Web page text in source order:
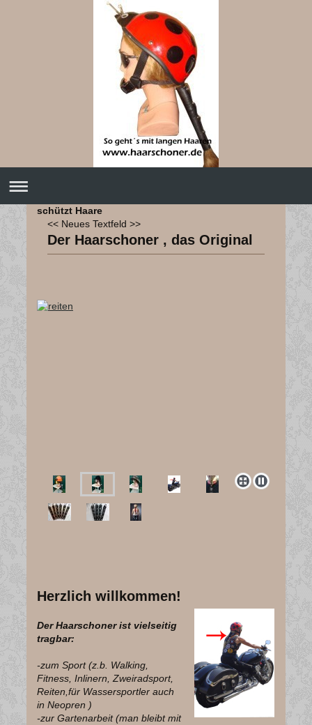
schützt Haare
<< Neues Textfeld >>
Der Haarschoner , das Original
Herzlich willkommen!
Der Haarschoner ist vielseitig
tragbar:
-zum Sport (z.b. Walking,
Fitness, Inlinern, Zweiradsport,
Reiten,für Wassersportler auch
in Neopren )
-zur Gartenarbeit (man bleibt mit